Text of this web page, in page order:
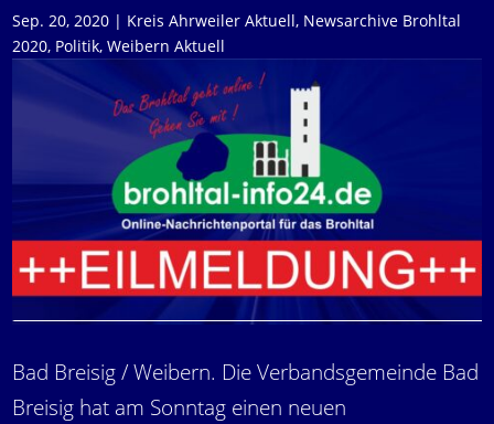
Sep. 20, 2020 | Kreis Ahrweiler Aktuell, Newsarchive Brohltal
2020, Politik, Weibern Aktuell
Bad Breisig / Weibern. Die Verbandsgemeinde Bad
Breisig hat am Sonntag einen neuen